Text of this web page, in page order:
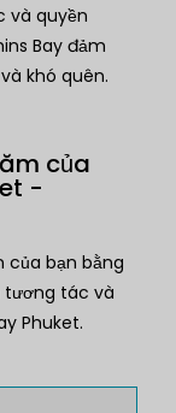
và quyền
Bay đảm
khó quên.
của
-
của bạn bằng
tác và
Phuket.